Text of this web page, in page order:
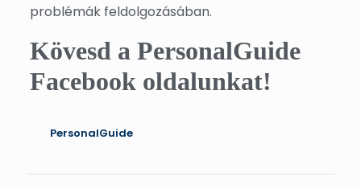
problémák feldolgozásában.
Kövesd a PersonalGuide
Facebook oldalunkat!
PersonalGuide